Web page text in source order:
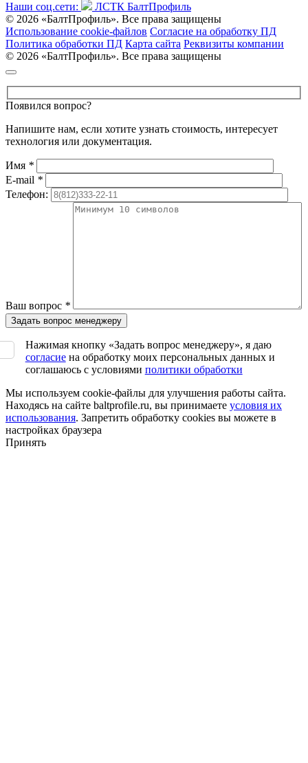
Наши соц.сети:
ЛСТК БалтПрофиль
© 2026 «БалтПрофиль». Все права защищены
Использование cookie-файлов Согласие на обработку ПД
Политика обработки ПД Карта сайта Реквизиты компании
© 2026 «БалтПрофиль». Все права защищены
Появился вопрос?
Напишите нам, если хотите узнать стоимость, интересует
технология или документация.
Имя *
E-mail *
Телефон:
Ваш вопрос *
Нажимая кнопку «Задать вопрос менеджеру», я даю
согласиена обработку моих персональных данных и
соглашаюсь с условиями политики обработки
Мы используем cookie-файлы для улучшения работы сайта.
Находясь на сайте baltprofile.ru, вы принимаете условия их
использования. Запретить обработку cookies вы можете в
настройках браузера
Принять